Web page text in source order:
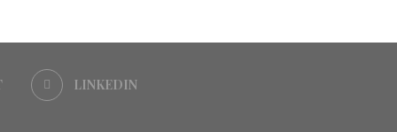
LINKEDIN